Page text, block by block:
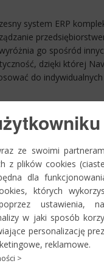
system ERP
go spośród
dzięki której
do
Informacje o
istotne
materiały dla
ze swoimi
z plików cookies
dla
których
ustawienia,
w jaki sposób
personalizację
reklamowe.
>